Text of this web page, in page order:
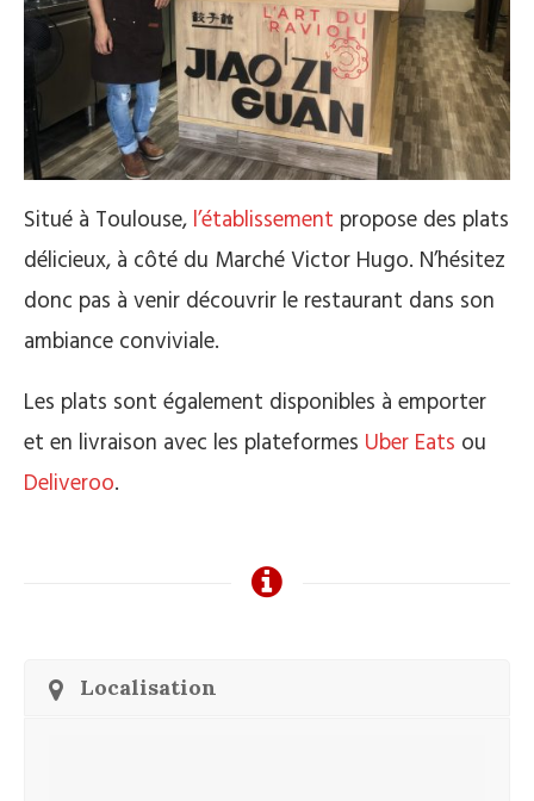
Situé à Toulouse, l’établissement propose des plats
délicieux, à côté du Marché Victor Hugo. N’hésitez
donc pas à venir découvrir le restaurant dans son
ambiance conviviale.
Les plats sont également disponibles à emporter
et en livraison avec les plateformes Uber Eats ou
Deliveroo.
Localisation